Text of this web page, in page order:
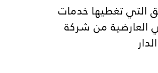
التي تغطيها خدمات
العارضية من شركة